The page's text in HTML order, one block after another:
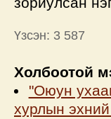
Үзсэн: 3 587
Холбоотой
"Оюун
хурлын